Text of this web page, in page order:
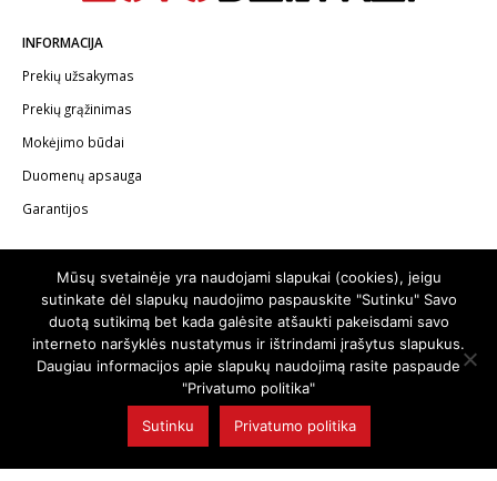
INFORMACIJA
Prekių užsakymas
Prekių grąžinimas
Mokėjimo būdai
Duomenų apsauga
Garantijos
Telefonas:+370 602 62622
El.paštas: info@autodalykai.lt
Mūsų svetainėje yra naudojami slapukai (cookies), jeigu
sutinkate dėl slapukų naudojimo paspauskite "Sutinku" Savo
duotą sutikimą bet kada galėsite atšaukti pakeisdami savo
interneto naršyklės nustatymus ir ištrindami įrašytus slapukus.
Daugiau informacijos apie slapukų naudojimą rasite paspaude
"Privatumo politika"
Sutinku Privatumo politika